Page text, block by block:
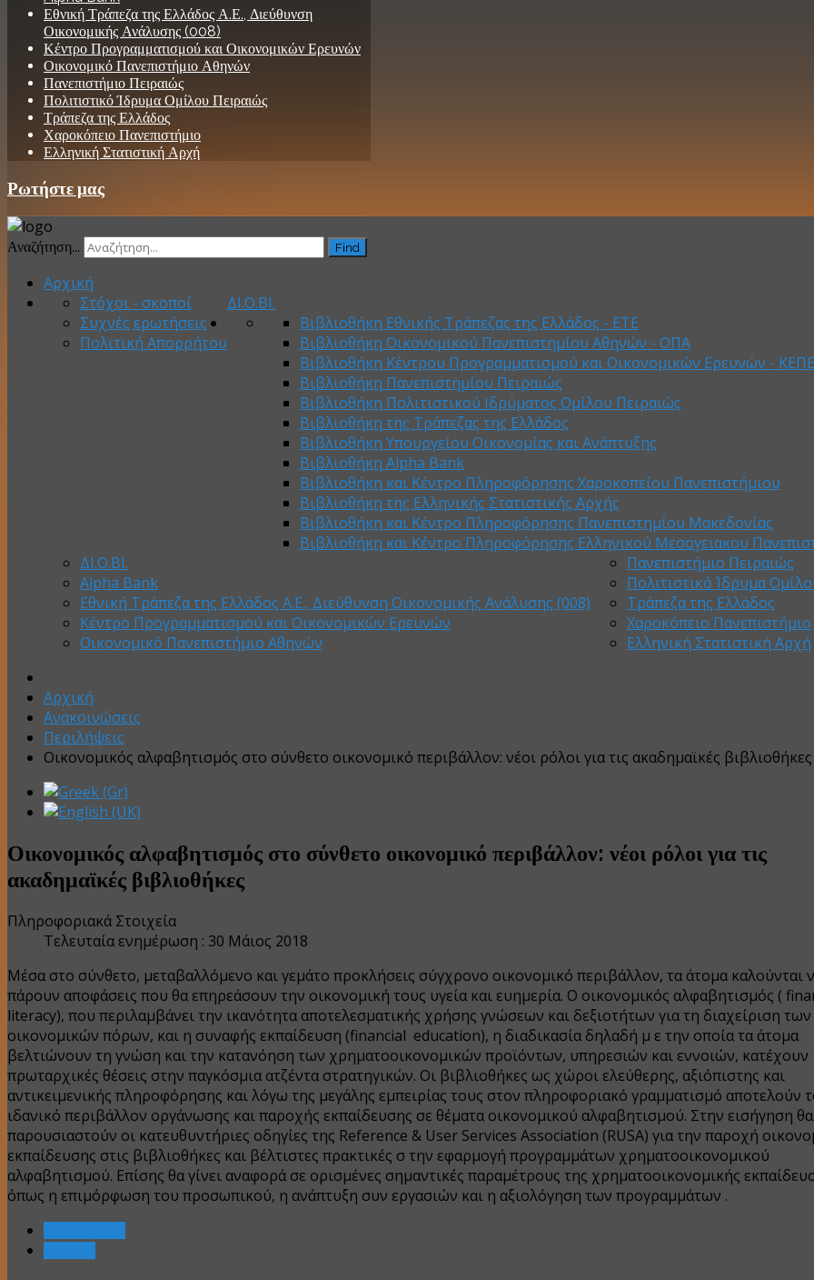
Εθνική Τράπεζα της Ελλάδος Α.Ε., Διεύθυνση
Οικονομικής Ανάλυσης (008)
Κέντρο Προγραμματισμού και Οικονομικών Ερευνών
Οικονομικό Πανεπιστήμιο Αθηνών
Πανεπιστήμιο Πειραιώς
Πολιτιστικό Ίδρυμα Ομίλου Πειραιώς
Τράπεζα της Ελλάδος
Χαροκόπειο Πανεπιστήμιο
Ελληνική Στατιστική Αρχή
Ρωτήστε μας
Αναζήτηση... Find
Αρχική
ΔΙ.Ο.ΒΙ.
Στόχοι - σκοποί
Συχνές ερωτήσεις
Πολιτική Απορρήτου
Βιβλιοθήκη Εθνικής Τράπεζας της Ελλάδος - ΕΤΕ
Βιβλιοθήκη Οικονομικού Πανεπιστημίου Αθηνών - ΟΠΑ
Βιβλιοθήκη Κέντρου Προγραμματισμού και Οικονομικών Ερευνών - ΚΕΠΕ
Βιβλιοθήκη Πανεπιστημίου Πειραιώς
Βιβλιοθήκη Πολιτιστικού Ιδρύματος Ομίλου Πειραιώς
Βιβλιοθήκη της Τράπεζας της Ελλάδος
Βιβλιοθήκη Υπουργείου Οικονομίας και Ανάπτυξης
Βιβλιοθήκη Alpha Bank
Βιβλιοθήκη και Κέντρο Πληροφόρησης Χαροκοπείου Πανεπιστήμιου
Βιβλιοθήκη της Ελληνικής Στατιστικής Αρχής
Βιβλιοθήκη και Κέντρο Πληροφόρησης Πανεπιστημίου Μακεδονίας
Βιβλιοθήκη και Κέντρο Πληροφόρησης Ελληνικού Μεσογειακου
ΔΙ.Ο.ΒΙ.
Alpha Bank
Εθνική Τράπεζα της Ελλάδος Α.Ε., Διεύθυνση Οικονομικής Ανάλυσης (008)
Κέντρο Προγραμματισμού και Οικονομικών Ερευνών
Οικονομικό Πανεπιστήμιο Αθηνών
Πανεπιστήμιο Πειραιώς
Πολιτιστικό Ίδρυμα
Τράπεζα της Ελλάδος
Χαροκόπειο Πανεπιστήμιο
Ελληνική Στατιστική Αρχή
Αρχική
Ανακοινώσεις
Περιλήψεις
Οικονομικός αλφαβητισμός στο σύνθετο οικονομικό περιβάλλον: νέοι ρόλοι για τις ακαδημαϊκές βιβλιοθήκες
Οικονομικός αλφαβητισμός στο σύνθετο οικονομικό περιβάλλον: νέοι ρόλοι για τις
ακαδημαϊκές βιβλιοθήκες
Πληροφοριακά Στοιχεία
Τελευταία ενημέρωση : 30 Μάιος 2018
Μέσα στο σύνθετο, μεταβαλλόμενο και γεμάτο προκλήσεις σύγχρονο οικονομικό περιβάλλον, τα άτομα καλούνται
πάρουν αποφάσεις που θα επηρεάσουν την οικονομική τους υγεία και ευημερία. Ο οικονομικός αλφαβητισμός (
literacy), που περιλαμβάνει την ικανότητα αποτελεσματικής χρήσης γνώσεων και δεξιοτήτων για τη διαχείριση των
οικονομικών πόρων, και η συναφής εκπαίδευση (financial education), η διαδικασία δηλαδή μ ε την οποία τα άτομα
βελτιώνουν τη γνώση και την κατανόηση των χρηματοοικονομικών προϊόντων, υπηρεσιών και εννοιών, κατέχουν
πρωταρχικές θέσεις στην παγκόσμια ατζέντα στρατηγικών. Οι βιβλιοθήκες ως χώροι ελεύθερης, αξιόπιστης και
αντικειμενικής πληροφόρησης και λόγω της μεγάλης εμπειρίας τους στον πληροφοριακό γραμματισμό αποτελούν
ιδανικό περιβάλλον οργάνωσης και παροχής εκπαίδευσης σε θέματα οικονομικού αλφαβητισμού. Στην εισήγηση θα
παρουσιαστούν οι κατευθυντήριες οδηγίες της Reference & User Services Association (RUSA) για την παροχή
εκπαίδευσης στις βιβλιοθήκες και βέλτιστες πρακτικές σ την εφαρμογή προγραμμάτων χρηματοοικονομικού
αλφαβητισμού. Επίσης θα γίνει αναφορά σε ορισμένες σημαντικές παραμέτρους της χρηματοοικονομικής
όπως η επιμόρφωση του προσωπικού, η ανάπτυξη συν εργασιών και η αξιολόγηση των προγραμμάτων .